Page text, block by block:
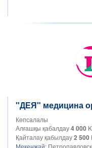
"ДЕЯ" медицина
Көпсалалы
Алғашқы қабалдау4 000
Қайталау қабылдау2 500
Мекенжай: